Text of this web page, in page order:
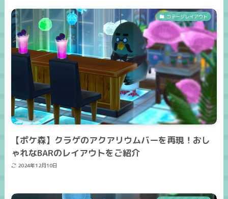
コテージレイアウト
【ポケ森】クラゲのアクアリウムバーを再現！おし
ゃれなBARのレイアウトをご紹介
2024年12月10日